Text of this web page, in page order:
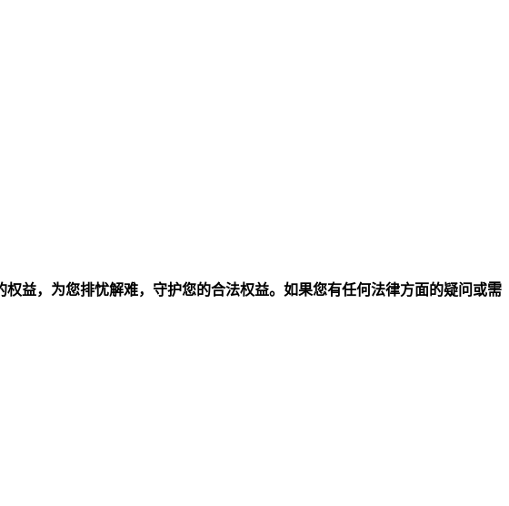
益，为您排忧解难，守护您的合法权益。如果您有任何法律方面的疑问或需